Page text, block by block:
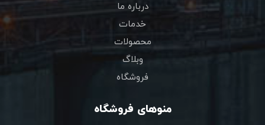
درباره ما
خدمات
محصولات
وبلاگ
فروشگاه
منوهای فروشگاه